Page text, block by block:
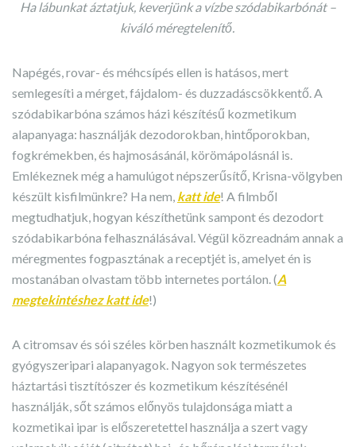
Ha lábunkat áztatjuk, keverjünk a vízbe szódabikarbónát –
kiváló méregtelenítő.
Napégés, rovar- és méhcsípés ellen is hatásos, mert
semlegesíti a mérget, fájdalom- és duzzadáscsökkentő. A
szódabikarbóna számos házi készítésű kozmetikum
alapanyaga: használják dezodorokban, hintőporokban,
fogkrémekben, és hajmosásánál, körömápolásnál is.
Emlékeznek még a hamulúgot népszerűsítő, Krisna-völgyben
készült kisfilmünkre? Ha nem, katt ide! A filmből
megtudhatjuk, hogyan készíthetünk sampont és dezodort
szódabikarbóna felhasználásával. Végül közreadnám annak a
méregmentes fogpasztának a receptjét is, amelyet én is
mostanában olvastam több internetes portálon. (A
megtekintéshez katt ide!)
A citromsav és sói széles körben használt kozmetikumok és
gyógyszeripari alapanyagok. Nagyon sok természetes
háztartási tisztítószer és kozmetikum készítésénél
használják, sőt számos előnyös tulajdonsága miatt a
kozmetikai ipar is előszeretettel használja a szert vagy